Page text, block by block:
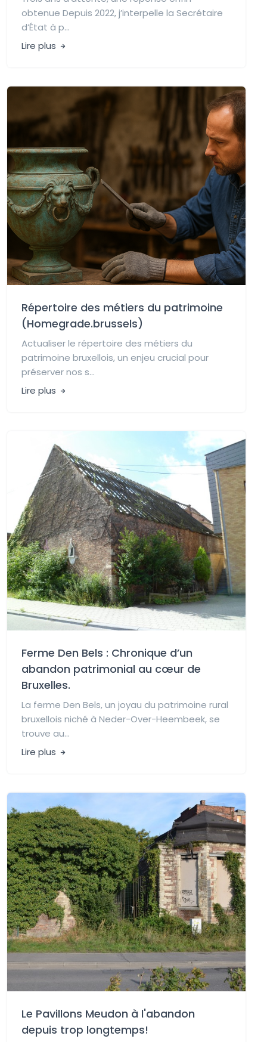
obtenue Depuis 2022, j’interpelle la Secrétaire
d’État à p...
Lire plus
Répertoire des métiers du patrimoine
(Homegrade.brussels)
Actualiser le répertoire des métiers du
patrimoine bruxellois, un enjeu crucial pour
préserver nos s...
Lire plus
Ferme Den Bels : Chronique d’un
abandon patrimonial au cœur de
Bruxelles.
La ferme Den Bels, un joyau du patrimoine rural
bruxellois niché à Neder-Over-Heembeek, se
trouve au...
Lire plus
Le Pavillons Meudon à l'abandon
depuis trop longtemps!